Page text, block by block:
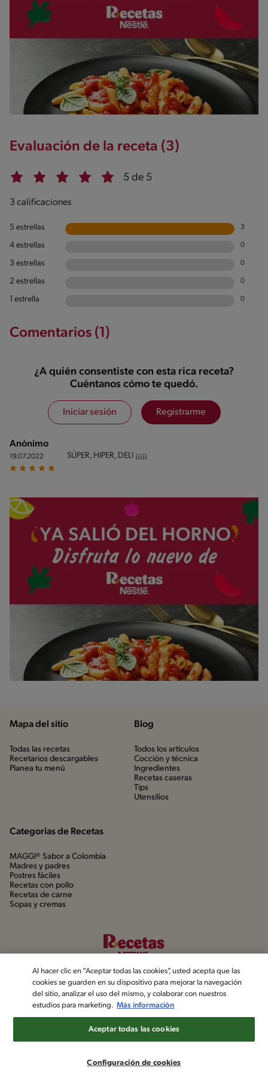
1.8g / %
Evaluación de la receta (3)
5 de 5
3 calificaciones
5 estrellas 3
4 estrellas 0
3 estrellas 0
2 estrellas 0
1 estrella 0
Comentarios (1)
¿A quién consentiste con esta rica receta?
Cuéntanos cómo te quedó.
Iniciar sesión Registrarme
Anónimo
19.07.2022 SÚPER, HIPER, DELI ¡¡¡¡¡
Mapa del sitio
Todas las recetas
Recetarios descargables
Planea tu menú
Blog
Todos los artículos
Cocción y técnica
Ingredientes
Recetas caseras
Tips
Utensílios
Categorias de Recetas
MAGGI® Sabor a Colombia
Madres y padres
Postres fáciles
Recetas con pollo
Recetas de carne
Sopas y cremas
©2022, Nestlé. Marcas registradas por Société dels Produits Nestlé,
Al hacer clic en “Aceptar todas las cookies”, usted acepta que las
cookies se guarden en su dispositivo para mejorar la navegación
del sitio, analizar el uso del mismo, y colaborar con nuestros
estudios para marketing. Más información
Configuración de cookies
Aceptar todas las cookies